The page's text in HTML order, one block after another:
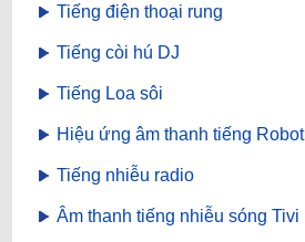
Tiếng điện thoại rung
Tiếng còi hú DJ
Tiếng Loa sôi
Hiệu ứng âm thanh tiếng Robot
Tiếng nhiễu radio
Âm thanh tiếng nhiễu sóng Tivi